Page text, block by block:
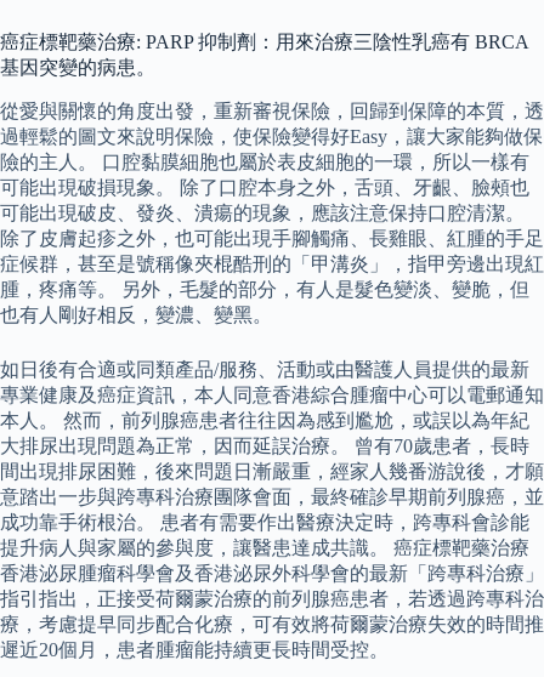
癌症標靶藥治療: PARP 抑制劑：用來治療三陰性乳癌有 BRCA
基因突變的病患。
從愛與關懷的角度出發，重新審視保險，回歸到保障的本質，透
過輕鬆的圖文來說明保險，使保險變得好Easy，讓大家能夠做保
險的主人。 口腔黏膜細胞也屬於表皮細胞的一環，所以一樣有
可能出現破損現象。 除了口腔本身之外，舌頭、牙齦、臉頰也
可能出現破皮、發炎、潰瘍的現象，應該注意保持口腔清潔。
除了皮膚起疹之外，也可能出現手腳觸痛、長雞眼、紅腫的手足
症候群，甚至是號稱像夾棍酷刑的「甲溝炎」，指甲旁邊出現紅
腫，疼痛等。 另外，毛髮的部分，有人是髮色變淡、變脆，但
也有人剛好相反，變濃、變黑。
如日後有合適或同類產品/服務、活動或由醫護人員提供的最新
專業健康及癌症資訊，本人同意香港綜合腫瘤中心可以電郵通知
本人。 然而，前列腺癌患者往往因為感到尷尬，或誤以為年紀
大排尿出現問題為正常，因而延誤治療。 曾有70歲患者，長時
間出現排尿困難，後來問題日漸嚴重，經家人幾番游說後，才願
意踏出一步與跨專科治療團隊會面，最終確診早期前列腺癌，並
成功靠手術根治。 患者有需要作出醫療決定時，跨專科會診能
提升病人與家屬的參與度，讓醫患達成共識。 癌症標靶藥治療
香港泌尿腫瘤科學會及香港泌尿外科學會的最新「跨專科治療」
指引指出，正接受荷爾蒙治療的前列腺癌患者，若透過跨專科治
療，考慮提早同步配合化療，可有效將荷爾蒙治療失效的時間推
遲近20個月，患者腫瘤能持續更長時間受控。